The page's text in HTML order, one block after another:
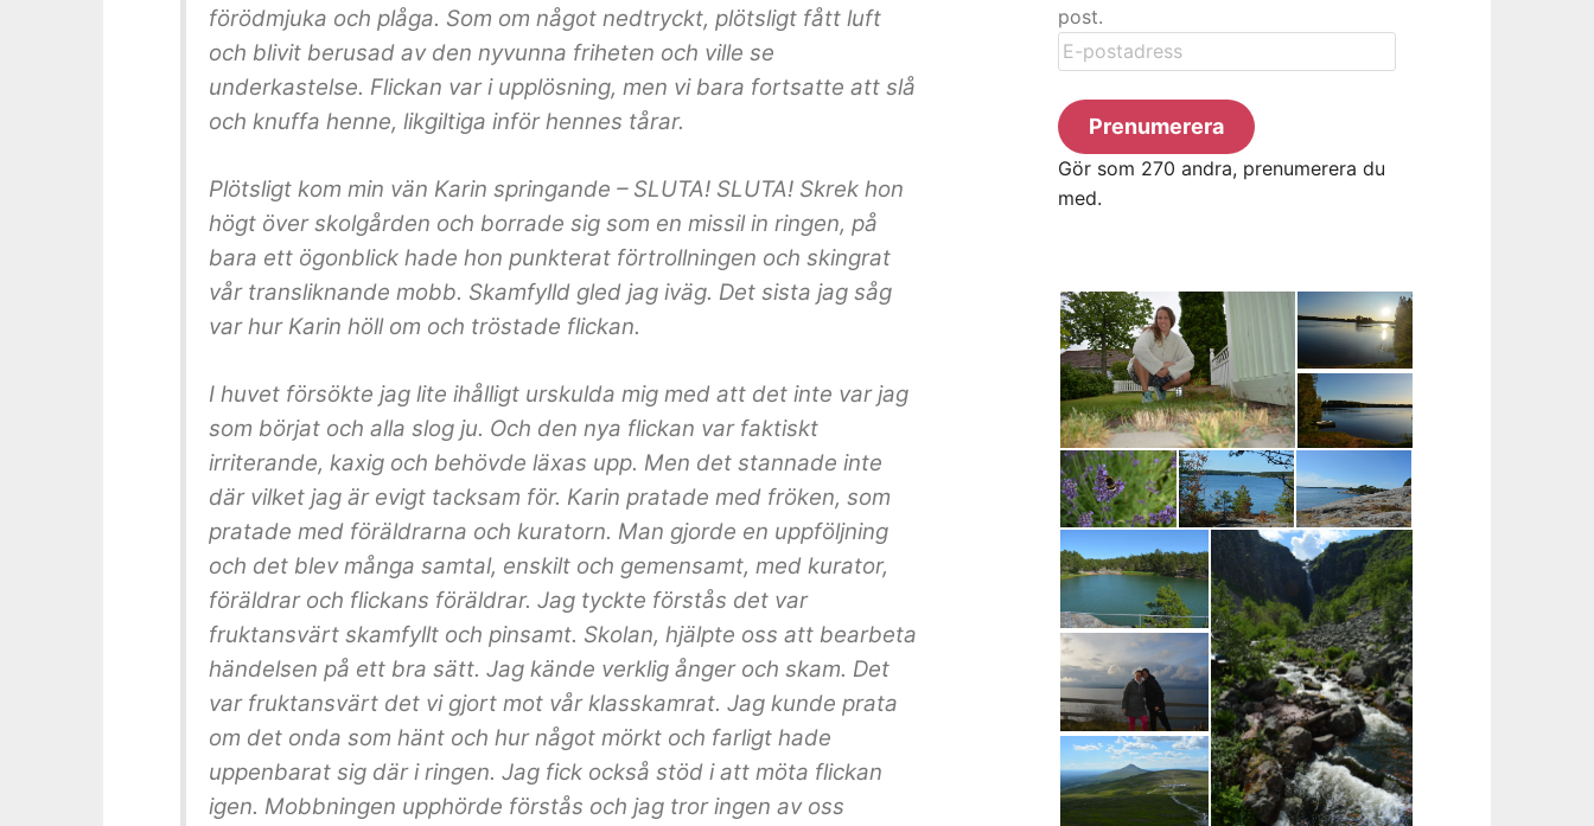
förödmjuka och plåga. Som om något nedtryckt, plötsligt fått luft
och blivit berusad av den nyvunna friheten och ville se
underkastelse. Flickan var i upplösning, men vi bara fortsatte att slå
och knuffa henne, likgiltiga inför hennes tårar.
Plötsligt kom min vän Karin springande – SLUTA! SLUTA! Skrek hon
högt över skolgården och borrade sig som en missil in ringen, på
bara ett ögonblick hade hon punkterat förtrollningen och skingrat
vår transliknande mobb. Skamfylld gled jag iväg. Det sista jag såg
var hur Karin höll om och tröstade flickan.
I huvet försökte jag lite ihålligt urskulda mig med att det inte var jag
som börjat och alla slog ju. Och den nya flickan var faktiskt
irriterande, kaxig och behövde läxas upp. Men det stannade inte
där vilket jag är evigt tacksam för. Karin pratade med fröken, som
pratade med föräldrarna och kuratorn. Man gjorde en uppföljning
och det blev många samtal, enskilt och gemensamt, med kurator,
föräldrar och flickans föräldrar. Jag tyckte förstås det var
fruktansvärt skamfyllt och pinsamt. Skolan, hjälpte oss att bearbeta
händelsen på ett bra sätt. Jag kände verklig ånger och skam. Det
var fruktansvärt det vi gjort mot vår klasskamrat. Jag kunde prata
om det onda som hänt och hur något mörkt och farligt hade
uppenbarat sig där i ringen. Jag fick också stöd i att möta flickan
igen. Mobbningen upphörde förstås och jag tror ingen av oss
post.
E-
postadress
Prenumerera
Gör som 270 andra, prenumerera du
med.